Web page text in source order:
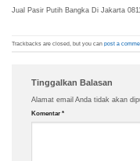
Jual Pasir Putih Bangka Di Jakarta
Trackbacks are closed, but you can post a
Tinggalkan Balasan
Alamat email Anda tidak akan
Komentar *